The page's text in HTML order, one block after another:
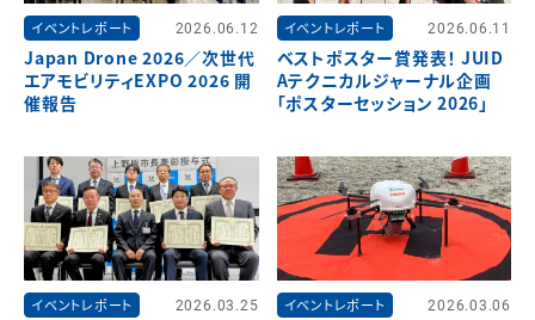
イベントレポート 2026.06.12
Japan Drone 2026／次世代
エアモビリティEXPO 2026 開
催報告
イベントレポート 2026.06.11
ベストポスター賞発表！ JUID
Aテクニカルジャーナル企画
「ポスターセッション 2026」
イベントレポート 2026.03.25 イベントレポート 2026.03.06